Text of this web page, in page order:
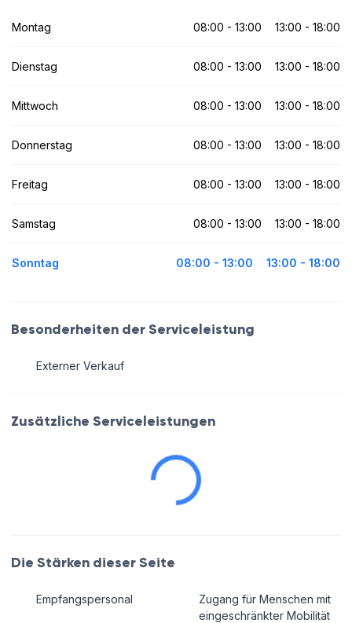
Montag 08:00 - 13:00 13:00 - 18:00
Dienstag 08:00 - 13:00 13:00 - 18:00
Mittwoch 08:00 - 13:00 13:00 - 18:00
Donnerstag 08:00 - 13:00 13:00 - 18:00
Freitag 08:00 - 13:00 13:00 - 18:00
Samstag 08:00 - 13:00 13:00 - 18:00
Sonntag 08:00 - 13:00 13:00 - 18:00
Besonderheiten der Serviceleistung
Externer Verkauf
Zusätzliche Serviceleistungen
Die Stärken dieser Seite
Empfangspersonal
Zugang für Menschen mit
eingeschränkter Mobilität